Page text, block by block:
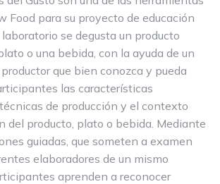
Food para su proyecto de educación
se degusta un producto
o una bebida, con la ayuda de un
que bien conozca y pueda
las características
de producción y el contexto
del producto, plato o bebida. Mediante
guiadas, que someten a examen
elaboradores de un mismo
aprenden a reconocer